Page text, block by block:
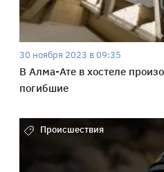
30 ноября 2023 в 09:35
В Алма-Ате в хостеле
погибшие
Происшествия